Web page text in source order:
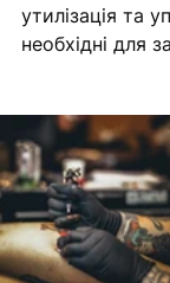
утилізація та
необхідні для